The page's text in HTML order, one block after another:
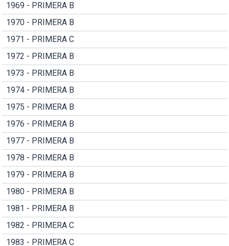
1969 - PRIMERA B
1970 - PRIMERA B
1971 - PRIMERA C
1972 - PRIMERA B
1973 - PRIMERA B
1974 - PRIMERA B
1975 - PRIMERA B
1976 - PRIMERA B
1977 - PRIMERA B
1978 - PRIMERA B
1979 - PRIMERA B
1980 - PRIMERA B
1981 - PRIMERA B
1982 - PRIMERA C
1983 - PRIMERA C